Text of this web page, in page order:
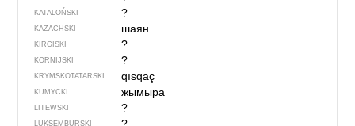
KATALOŃSKI ?
KAZACHSKI шаян
KIRGISKI ?
KORNIJSKI ?
KRYMSKOTATARSKI qısqaç
KUMYCKI жымыра
LITEWSKI ?
LUKSEMBURSKI